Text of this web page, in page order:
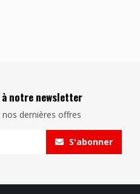
à notre newsletter
dernières offres
S'abonner